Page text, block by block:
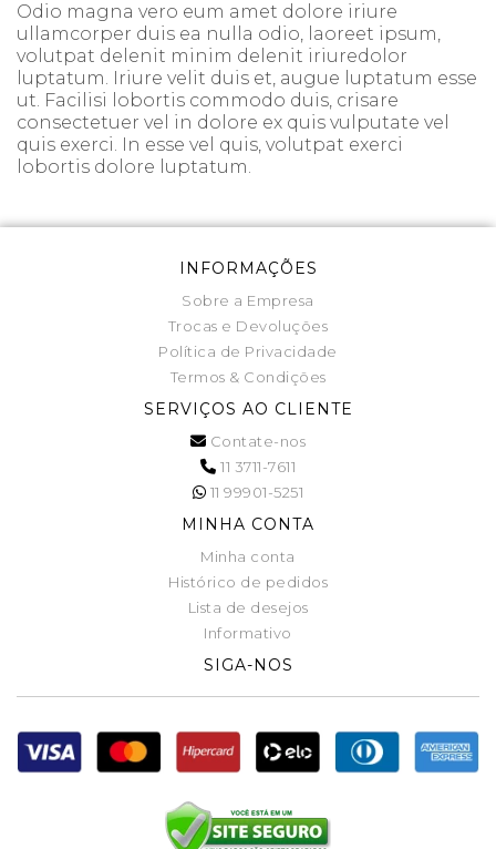
Odio magna vero eum amet dolore iriure
ullamcorper duis ea nulla odio, laoreet ipsum,
volutpat delenit minim delenit iriuredolor
luptatum. Iriure velit duis et, augue luptatum esse
ut. Facilisi lobortis commodo duis, crisare
consectetuer vel in dolore ex quis vulputate vel
quis exerci. In esse vel quis, volutpat exerci
lobortis dolore luptatum.
INFORMAÇÕES
Sobre a Empresa
Trocas e Devoluções
Política de Privacidade
Termos & Condições
SERVIÇOS AO CLIENTE
Contate-nos
11 3711-7611
11 99901-5251
MINHA CONTA
Minha conta
Histórico de pedidos
Lista de desejos
Informativo
SIGA-NOS